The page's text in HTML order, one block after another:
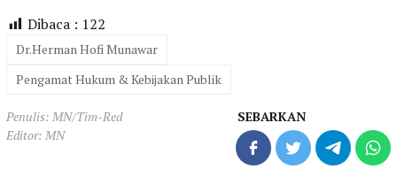
Dibaca : 122
Dr.Herman Hofi Munawar
Pengamat Hukum & Kebijakan Publik
Penulis: MN/Tim-Red
Editor: MN
SEBARKAN